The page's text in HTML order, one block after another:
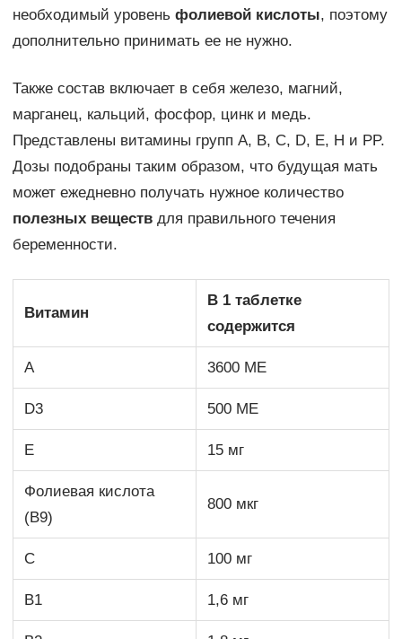
необходимый уровень фолиевой кислоты, поэтому
дополнительно принимать ее не нужно.
Также состав включает в себя железо, магний,
марганец, кальций, фосфор, цинк и медь.
Представлены витамины групп А, В, С, D, E, H и PP.
Дозы подобраны таким образом, что будущая мать
может ежедневно получать нужное количество
полезных веществдля правильного течения
беременности.
Витамин
В 1 таблетке
содержится
A 3600 ME
D3 500 ME
E 15 мг
Фолиевая кислота
(В9)
800 мкг
C 100 мг
В1 1,6 мг